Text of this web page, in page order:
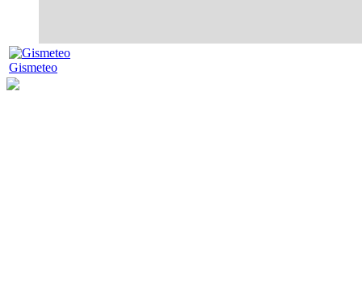
Gismeteo